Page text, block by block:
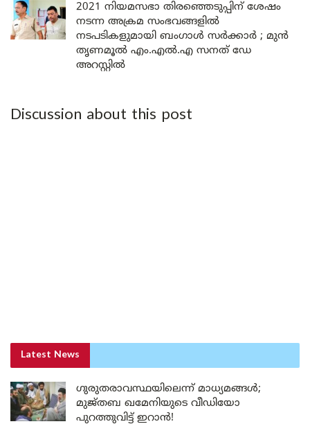
2021 നിയമസഭാ തിരഞ്ഞെടുപ്പിന് ശേഷം
നടന്ന അക്രമ സംഭവങ്ങളിൽ
നടപടികളുമായി ബംഗാൾ സർക്കാർ ; മുൻ
തൃണമൂൽ എം.എൽ.എ സനത് ഡേ
അറസ്റ്റിൽ
Discussion about this post
Latest News
ഗുരുതരാവസ്ഥയിലെന്ന് മാധ്യമങ്ങൾ;
മുജ്തബ ഖമേനിയുടെ വീഡിയോ
പുറത്തുവിട്ട് ഇറാൻ!